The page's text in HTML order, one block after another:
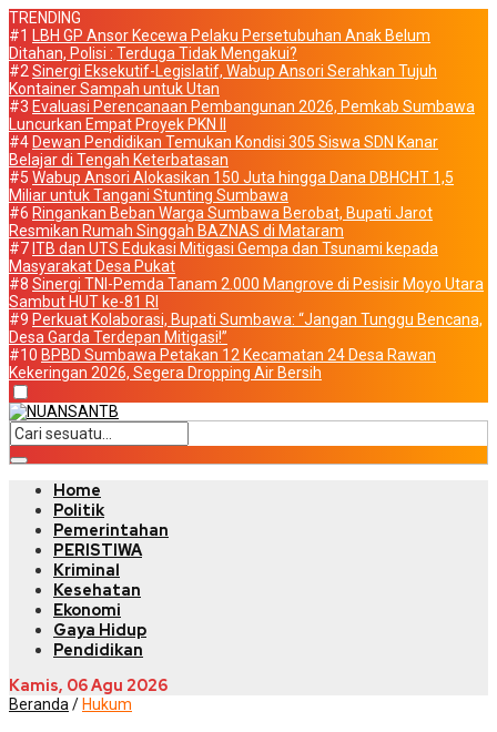
TRENDING
#1
LBH GP Ansor Kecewa Pelaku Persetubuhan Anak Belum
Ditahan, Polisi : Terduga Tidak Mengakui?
#2 Sinergi Eksekutif-Legislatif, Wabup Ansori Serahkan Tujuh
Kontainer Sampah untuk Utan
#3 Evaluasi Perencanaan Pembangunan 2026, Pemkab Sumbawa
Luncurkan Empat Proyek PKN II
#4 Dewan Pendidikan Temukan Kondisi 305 Siswa SDN Kanar
Belajar di Tengah Keterbatasan
#5 Wabup Ansori Alokasikan 150 Juta hingga Dana DBHCHT 1,5
Miliar untuk Tangani Stunting Sumbawa
#6 Ringankan Beban Warga Sumbawa Berobat, Bupati Jarot
Resmikan Rumah Singgah BAZNAS di Mataram
#7 ITB dan UTS Edukasi Mitigasi Gempa dan Tsunami kepada
Masyarakat Desa Pukat
#8 Sinergi TNI-Pemda Tanam 2.000 Mangrove di Pesisir Moyo Utara
Sambut HUT ke-81 RI
#9 Perkuat Kolaborasi, Bupati Sumbawa: “Jangan Tunggu Bencana,
Desa Garda Terdepan Mitigasi!”
#10 BPBD Sumbawa Petakan 12 Kecamatan 24 Desa Rawan
Kekeringan 2026, Segera Dropping Air Bersih
Home
Politik
Pemerintahan
PERISTIWA
Kriminal
Kesehatan
Ekonomi
Gaya Hidup
Pendidikan
Kamis, 06 Agu 2026
Beranda / Hukum